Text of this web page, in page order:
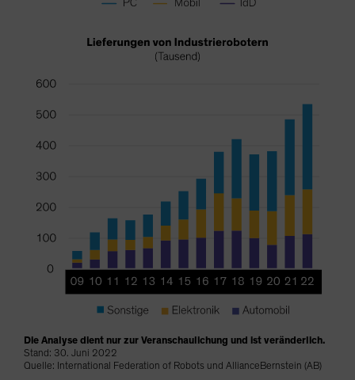
Die Analyse dient nur zur Veranschaulichung und ist veränderlich.
Stand: 30. Juni 2022
Quelle: International Federation of Robots und AllianceBernstein (AB)